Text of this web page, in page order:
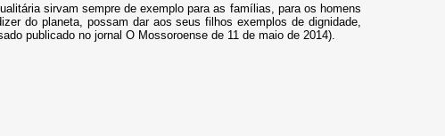
sirvam sempre de exemplo para as famílias, para os homens
do planeta, possam dar aos seus filhos exemplos de dignidade,
publicado no jornal O Mossoroense de 11 de maio de 2014).